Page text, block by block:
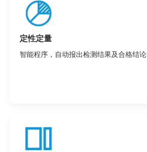
定性定量
智能程序，自动报出检测结果及合格结论